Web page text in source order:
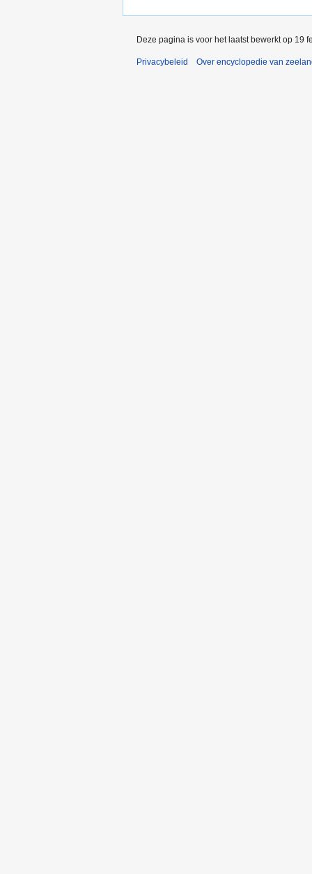
Deze pagina is voor het laatst bewerkt op 19
Privacybeleid Over encyclopedie van